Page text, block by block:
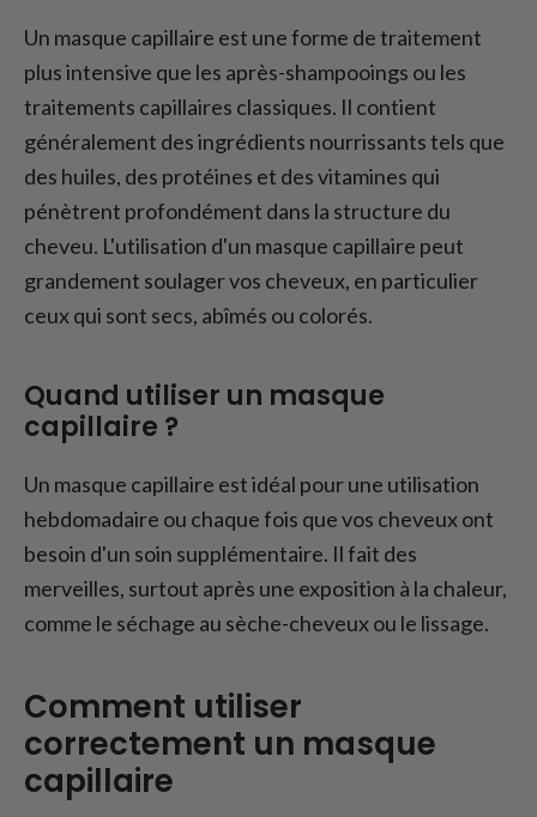
Un masque capillaire est une forme de traitement
plus intensive que les après-shampooings ou les
traitements capillaires classiques. Il contient
généralement des ingrédients nourrissants tels que
des huiles, des protéines et des vitamines qui
pénètrent profondément dans la structure du
cheveu. L'utilisation d'un masque capillaire peut
grandement soulager vos cheveux, en particulier
ceux qui sont secs, abîmés ou colorés.
Quand utiliser un masque
capillaire ?
Un masque capillaire est idéal pour une utilisation
hebdomadaire ou chaque fois que vos cheveux ont
besoin d'un soin supplémentaire. Il fait des
merveilles, surtout après une exposition à la chaleur,
comme le séchage au sèche-cheveux ou le lissage.
Comment utiliser
correctement un masque
capillaire